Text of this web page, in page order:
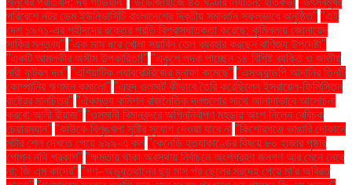
পরিবেশে নটর ডেম ইউনিভার্সিটি বাংলাদেশের দ্বিতীয় সমাবর্তন সফলভাবে অনুষ্ঠিত" "এই
দেশ ১৯৭১-এর শহীদদের রক্তের প্রতি বিশ্বাসঘাতকতা করেছে: কুমিল্লায় জোনায়েদ
সাকির মন্তব্য" "এক মাস ধরে খোলা সয়াবিন তেল ব্যবহার করছেন বাণিজ্য উপদেষ্টা"
"একটি আমলকীর অসীম উপকারিতা!" "একুশে পদক পাচ্ছেন ১৪ বিশিষ্ট ব্যক্তি ও জাতীয়
নারী ফুটবল দল" "এশিয়াটিক ল্যাবরেটরিজের মুনাফা কমেছে" "এসঅ্যান্ডপি আদানির তিনটি
কোম্পানির ঋণমান কমালো" "এহুদ ওলমার্ট কীভাবে তৈরি করেছিলেন ইসরায়েল-ফিলিস্তিন
রাষ্ট্রের মানচিত্র" "ঐকমত্য কমিশন রাজনৈতিক দলগুলোর সাথে আলাদাভাবে আলোচনা
করবে: আলী রীয়াজ" "ওসমানী বিমানবন্দরে অগ্নিনির্বাপণ মহড়ায় অংশ নিলেন বেবিচক
চেয়ারম্যান" "কাউকে বিশৃঙ্খলা সৃষ্টির সুযোগ দেওয়া যাবে না "কিশোরগঞ্জে ভাঙারি দোকানে
মর্টার শেল দেখতে পেয়ে ৯৯৯-এ কল "কেনেডি হত্যাকাণ্ডের বিষয়ে ৮০ হাজার পৃষ্ঠার
গোপন নথি প্রকাশ" "ক্ষমতায় থাকা অবস্থায় নির্বাচনে অংশগ্রহণ জনগণ আর মেনে নেবে
না: জি এম কাদের" "গণ–অভ্যুত্থানের ছয় মাস পর ছেলের মরদেহ পেয়ে মা'র অবিরত